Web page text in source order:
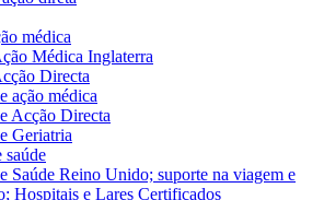
médica
Médica Inglaterra
Directa
ação médica
Acção Directa
Geriatria
saúde
Saúde Reino Unido; suporte na viagem e
Hospitais e Lares Certificados